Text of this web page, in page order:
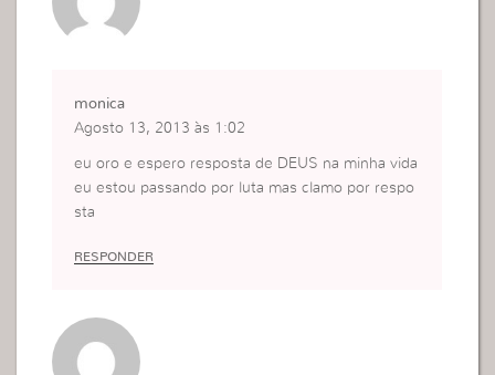
mais em como agradar ao nosso Deus.
monica
Agosto 13, 2013 às 1:02
eu oro e espero resposta de DEUS na minha vida
eu estou passando por luta mas clamo por respo
sta
RESPONDER